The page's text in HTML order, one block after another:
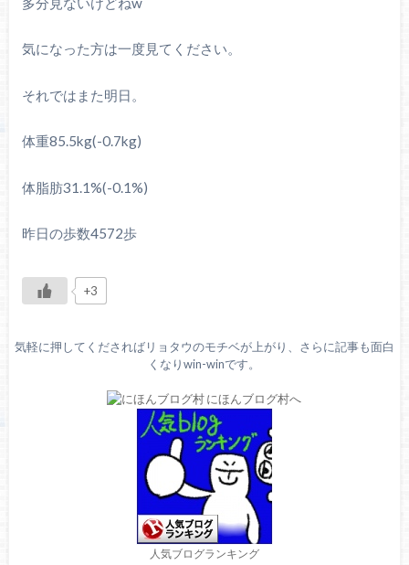
気になった方は一度見てください。
それではまた明日。
体重85.5kg(-0.7kg)
体脂肪31.1%(-0.1%)
昨日の歩数4572歩
+3
気軽に押してくださればリョタウのモチベが上がり、さらに記事も面白
くなりwin-winです。
人気ブログランキング